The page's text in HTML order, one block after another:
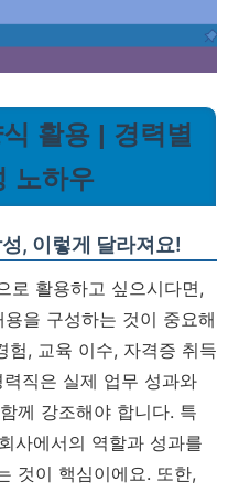
활용 | 경력별
노하우
, 이렇게 달라져요!
로 활용하고 싶으시다면,
을 구성하는 것이 중요해
험, 교육 이수, 자격증 취득
직은 실제 업무 성과와
께 강조해야 합니다. 특
사에서의 역할과 성과를
것이 핵심이에요. 또한,